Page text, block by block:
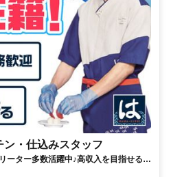
・仕込みスタッフ
ーター多数活躍中♪高収入を目指せる環